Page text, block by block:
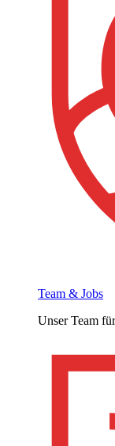
Team & Jobs
Unser Team